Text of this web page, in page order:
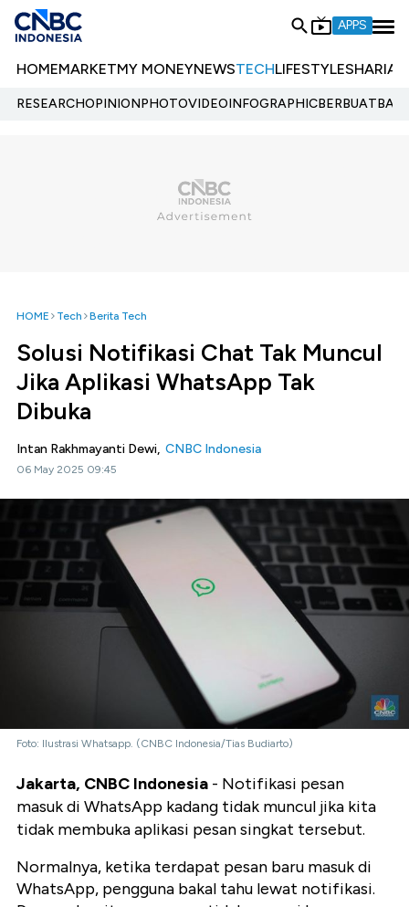
APPS
HOMEMARKETMY MONEYNEWSTECHLIFESTYLESHARIA
RESEARCHOPINIONPHOTOVIDEOINFOGRAPHIC
HOME Tech Berita Tech
Solusi Notifikasi Chat Tak Muncul
Jika Aplikasi WhatsApp Tak
Dibuka
Intan Rakhmayanti Dewi, CNBC Indonesia
06 May 2025 09:45
Foto: Ilustrasi Whatsapp. (CNBC Indonesia/Tias Budiarto)
Jakarta, CNBC Indonesia - Notifikasi pesan
masuk di WhatsApp kadang tidak muncul jika kita
tidak membuka aplikasi pesan singkat tersebut.
Normalnya, ketika terdapat pesan baru masuk di
WhatsApp, pengguna bakal tahu lewat notifikasi.